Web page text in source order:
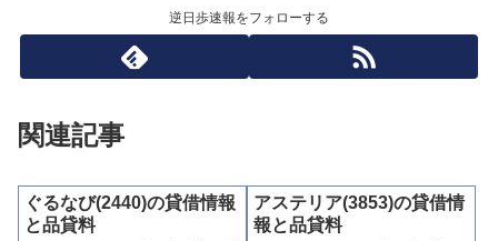
逆日歩速報をフォローする
関連記事
ぐるなび(2440)の貸借情報
と品貸料
アステリア(3853)の貸借情
報と品貸料